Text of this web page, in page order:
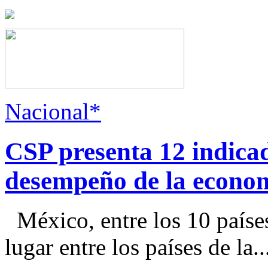
Nacional*
CSP presenta 12
desempeño de la
México, entre los 10
lugar entre los países de